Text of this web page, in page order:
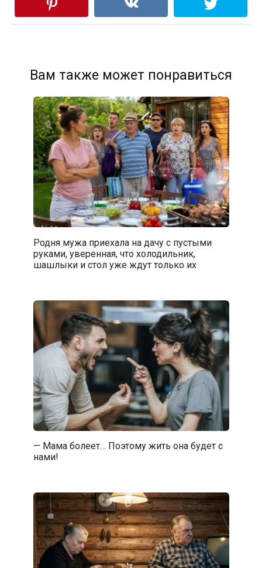
Вам также может понравиться
Родня мужа приехала на дачу с пустыми
руками, уверенная, что холодильник,
шашлыки и стол уже ждут только их
— Мама болеет… Поэтому жить она будет с
нами!